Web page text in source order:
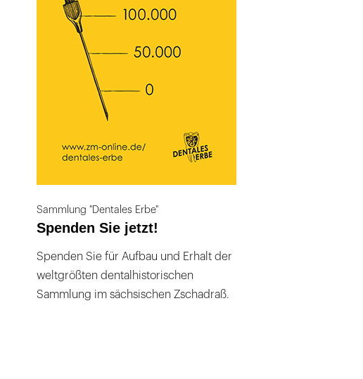
Sammlung "Dentales Erbe"
Spenden Sie jetzt!
Spenden Sie für Aufbau und Erhalt der
weltgrößten dentalhistorischen
Sammlung im sächsischen Zschadraß.